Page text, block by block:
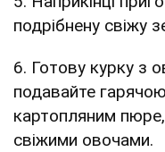
подрібнену свіжу
6. Готову курку з
подавайте
картопляним
свіжими овочами.